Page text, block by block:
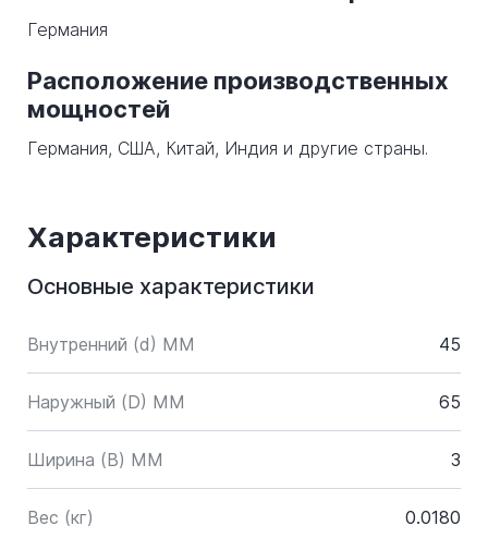
Германия
Расположение производственных
мощностей
Германия, США, Китай, Индия и другие страны.
Характеристики
Основные характеристики
Внутренний (d) ММ 45
Наружный (D) ММ 65
Ширина (B) MM 3
Вес (кг) 0.0180